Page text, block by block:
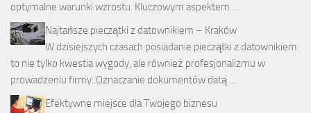
optymalne warunki wzrostu. Kluczowym aspektem …
Najtańsze pieczątki z datownikiem – Kraków
W dzisiejszych czasach posiadanie pieczątki z datownikiem
to nie tylko kwestia wygody, ale również profesjonalizmu w
prowadzeniu firmy. Oznaczanie dokumentów datą …
Efektywne miejsce dla Twojego biznesu